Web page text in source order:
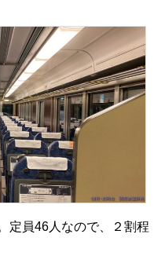
定員46人なので、２割程